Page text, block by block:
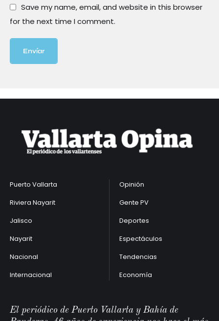
Save my name, email, and website in this browser
for the next time I comment.
Envíar
Puerto Vallarta
Riviera Nayarit
Jalisco
Nayarit
Nacional
Internacional
Opinión
Gente PV
Deportes
Espectáculos
Tendencias
Economía
El periódico de Puerto Vallarta y Bahía de